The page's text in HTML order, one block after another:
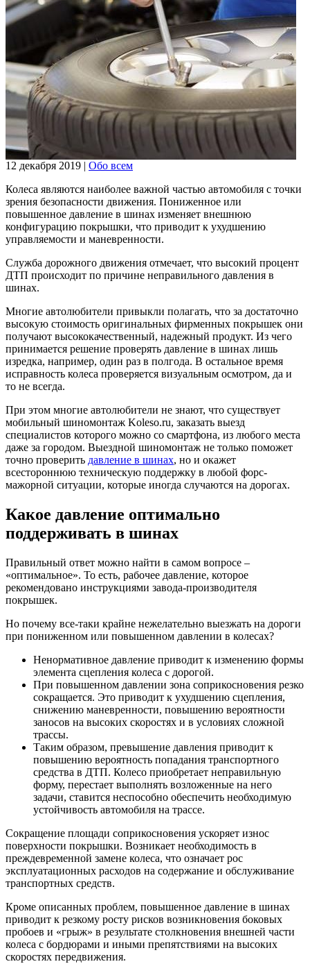
12 декабря 2019 | Обо всем
Колеса являются наиболее важной частью автомобиля с точки
зрения безопасности движения. Пониженное или
повышенное давление в шинах изменяет внешнюю
конфигурацию покрышки, что приводит к ухудшению
управляемости и маневренности.
Служба дорожного движения отмечает, что высокий процент
ДТП происходит по причине неправильного давления в
шинах.
Многие автолюбители привыкли полагать, что за достаточно
высокую стоимость оригинальных фирменных покрышек они
получают высококачественный, надежный продукт. Из чего
принимается решение проверять давление в шинах лишь
изредка, например, один раз в полгода. В остальное время
исправность колеса проверяется визуальным осмотром, да и
то не всегда.
При этом многие автолюбители не знают, что существует
мобильный шиномонтаж Koleso.ru, заказать выезд
специалистов которого можно со смартфона, из любого места
даже за городом. Выездной шиномонтаж не только поможет
точно проверить давление в шинах, но и окажет
всестороннюю техническую поддержку в любой форс-
мажорной ситуации, которые иногда случаются на дорогах.
Какое давление оптимально
поддерживать в шинах
Правильный ответ можно найти в самом вопросе –
«оптимальное». То есть, рабочее давление, которое
рекомендовано инструкциями завода-производителя
покрышек.
Но почему все-таки крайне нежелательно выезжать на дороги
при пониженном или повышенном давлении в колесах?
Ненормативное давление приводит к изменению формы
элемента сцепления колеса с дорогой.
При повышенном давлении зона соприкосновения резко
сокращается. Это приводит к ухудшению сцепления,
снижению маневренности, повышению вероятности
заносов на высоких скоростях и в условиях сложной
трассы.
Таким образом, превышение давления приводит к
повышению вероятность попадания транспортного
средства в ДТП. Колесо приобретает неправильную
форму, перестает выполнять возложенные на него
задачи, ставится неспособно обеспечить необходимую
устойчивость автомобиля на трассе.
Сокращение площади соприкосновения ускоряет износ
поверхности покрышки. Возникает необходимость в
преждевременной замене колеса, что означает рос
эксплуатационных расходов на содержание и обслуживание
транспортных средств.
Кроме описанных проблем, повышенное давление в шинах
приводит к резкому росту рисков возникновения боковых
пробоев и «грыж» в результате столкновения внешней части
колеса с бордюрами и иными препятствиями на высоких
скоростях передвижения.